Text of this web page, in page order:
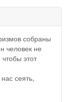
собраны
человек не
этот
сеять,